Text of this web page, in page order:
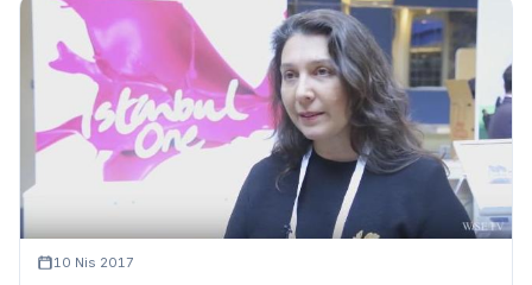
10 Nis 2017